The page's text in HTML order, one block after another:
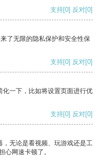
支持[0] 反对[0]
了无限的隐私保护和安全性保
支持[0] 反对[0]
一下，比如将设置页面进行优
支持[0] 反对[0]
无论是看视频、玩游戏还是工
心网速卡顿了。